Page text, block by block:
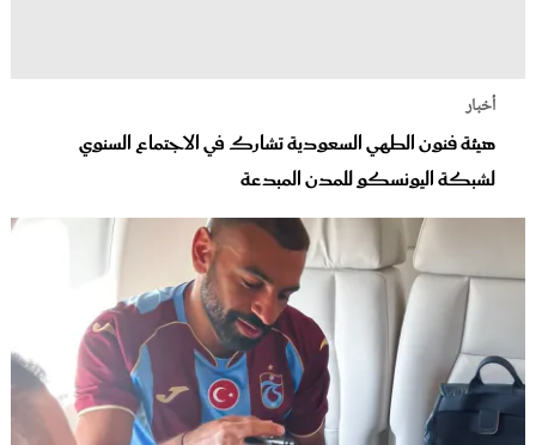
أخبار
هيئة فنون الطهي السعودية تشارك في الاجتماع السنوي
لشبكة اليونسكو للمدن المبدعة